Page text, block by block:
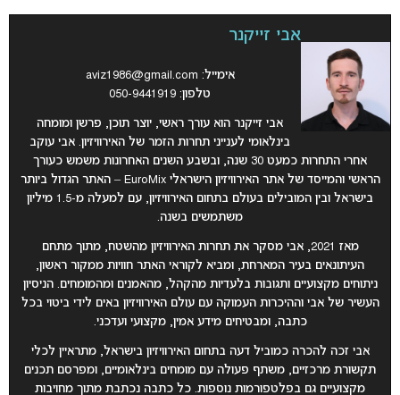
אבי זייקנר
אימייל: aviz1986@gmail.com
טלפון: 050-9441919
אבי זייקנר הוא עורך ראשי, יוצר תוכן, פרשן ומומחה
בינלאומי לענייני תחרות הזמר של האירוויזיון. אבי עוקב
אחרי התחרות כמעט 30 שנה, ובשבע השנים האחרונות משמש כעורך
הראשי והמייסד של אתר האירוויזיון הישראלי EuroMix – האתר הגדול ביותר
בישראל ובין המובילים בעולם בתחום האירוויזיון, עם למעלה מ-1.5 מיליון
משתמשים בשנה.
מאז 2021, אבי מסקר את תחרות האירוויזיון מהשטח, מתוך מתחם
העיתונאים בעיר המארחת, ומביא לקוראי האתר חוויות ממקור ראשון,
ניתוחים מקצועיים ותגובות בלעדיות מהקהל, מהאמנים ומהמומחים. הניסיון
העשיר של אבי וההיכרות העמוקה עם עולם האירוויזיון באים לידי ביטוי בכל
כתבה, ומבטיחים מידע אמין, מקצועי ועדכני.
אבי זכה להכרה כמוביל דעה בתחום האירוויזיון בישראל, מתראיין לכלי
תקשורת מרכזיים, משתף פעולה עם מומחים בינלאומיים, ומפרסם תכנים
מקצועיים גם בפלטפורמות נוספות. כל כתבה נכתבת מתוך מחויבות